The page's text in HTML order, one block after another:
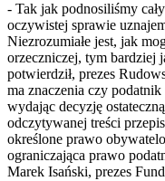
- Tak jak podnosiliśmy
oczywistej sprawie
Niezrozumiałe jest, jak
orzeczniczej, tym bardziej
potwierdził, prezes
ma znaczenia czy podatnik
wydając decyzję
odczytywanej treści
określone prawo
ograniczająca prawo
Marek Isański, prezes